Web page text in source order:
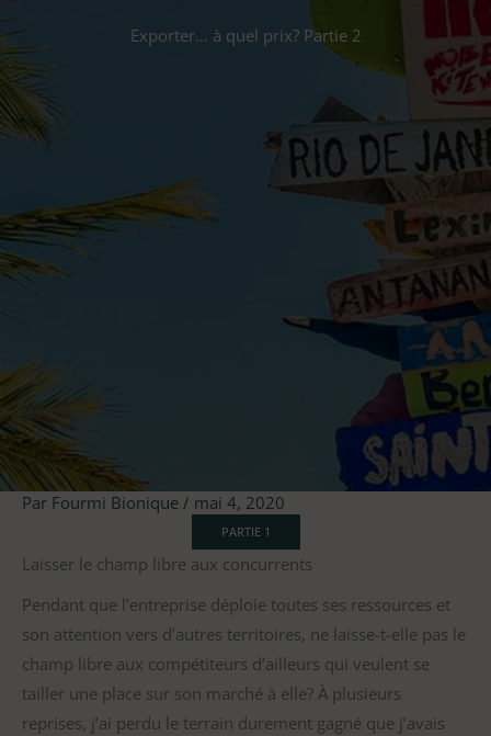
Exporter… à quel prix? Partie 2
Par Fourmi Bionique / mai 4, 2020
PARTIE 1
Laisser le champ libre aux concurrents
Pendant que l’entreprise déploie toutes ses ressources et
son attention vers d’autres territoires, ne laisse-t-elle pas le
champ libre aux compétiteurs d’ailleurs qui veulent se
tailler une place sur son marché à elle? À plusieurs
reprises, j’ai perdu le terrain durement gagné que j’avais